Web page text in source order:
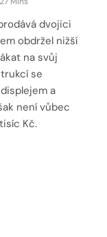
dvojici
obdržel nižší
na svůj
se
a
není vůbec
Kč.